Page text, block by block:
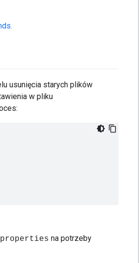
usunięcia starych plików
w pliku
na potrzeby